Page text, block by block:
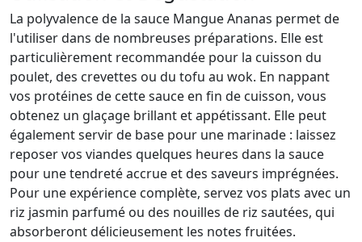
La polyvalence de la sauce Mangue Ananas permet de
l'utiliser dans de nombreuses préparations. Elle est
particulièrement recommandée pour la cuisson du
poulet, des crevettes ou du tofu au wok. En nappant
vos protéines de cette sauce en fin de cuisson, vous
obtenez un glaçage brillant et appétissant. Elle peut
également servir de base pour une marinade : laissez
reposer vos viandes quelques heures dans la sauce
pour une tendreté accrue et des saveurs imprégnées.
Pour une expérience complète, servez vos plats avec un
riz jasmin parfumé ou des nouilles de riz sautées, qui
absorberont délicieusement les notes fruitées.